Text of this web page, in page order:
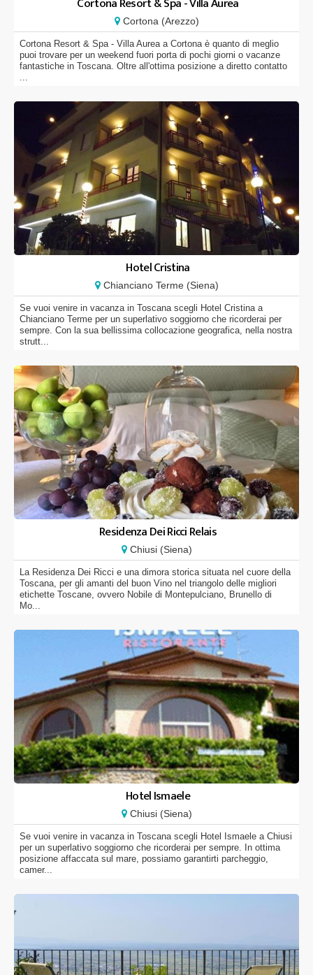
Cortona (Arezzo)
Cortona Resort & Spa - Villa Aurea a Cortona è quanto di meglio
puoi trovare per un weekend fuori porta di pochi giorni o vacanze
fantastiche in Toscana. Oltre all'ottima posizione a diretto contatto
...
Hotel Cristina
Chianciano Terme (Siena)
Se vuoi venire in vacanza in Toscana scegli Hotel Cristina a
Chianciano Terme per un superlativo soggiorno che ricorderai per
sempre. Con la sua bellissima collocazione geografica, nella nostra
strutt...
Residenza Dei Ricci Relais
Chiusi (Siena)
La Residenza Dei Ricci e una dimora storica situata nel cuore della
Toscana, per gli amanti del buon Vino nel triangolo delle migliori
etichette Toscane, ovvero Nobile di Montepulciano, Brunello di
Mo...
Hotel Ismaele
Chiusi (Siena)
Se vuoi venire in vacanza in Toscana scegli Hotel Ismaele a Chiusi
per un superlativo soggiorno che ricorderai per sempre. In ottima
posizione affaccata sul mare, possiamo garantirti parcheggio,
camer...